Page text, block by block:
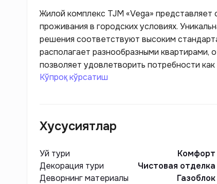
Жилой комплекс TJM «Vega»
проживания в городских условиях.
решения соответствуют высоким
располагает разнообразными квартирами,
позволяет удовлетворить потребности
Кўпроқ кўрсатиш
Хусусиятлар
Уй тури
Комфорт
Декорация тури
Чистовая отделка
Деворнинг материалы
Газоблок